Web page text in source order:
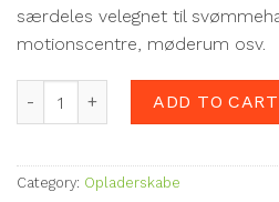
særdeles velegnet til
motionscentre, møderum osv.
ADD TO CART
Category: Opladerskabe